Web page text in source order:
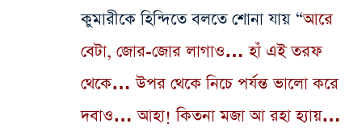
কুমারীকে হিন্দিতে বলতে শোনা যায় “আরে
বেটা, জোর-জোর লাগাও… হাঁ এই তরফ
থেকে… উপর থেকে নিচে পর্যন্ত ভালো করে
দবাও… আহা! কিতনা মজা আ রহা হ্যায়…